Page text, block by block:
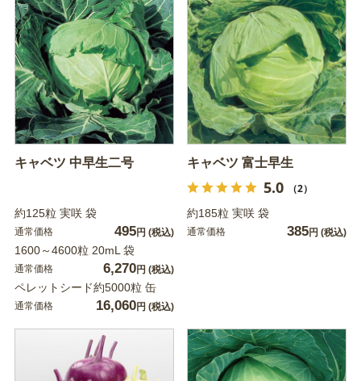
キャベツ 中早生二号
約125粒 実咲 袋
通常価格 495円 (税込)
1600～4600粒 20mL 袋
通常価格 6,270円 (税込)
ペレットシード約5000粒 缶
通常価格 16,060円 (税込)
キャベツ 富士早生
5.0 （2）
約185粒 実咲 袋
通常価格 385円 (税込)